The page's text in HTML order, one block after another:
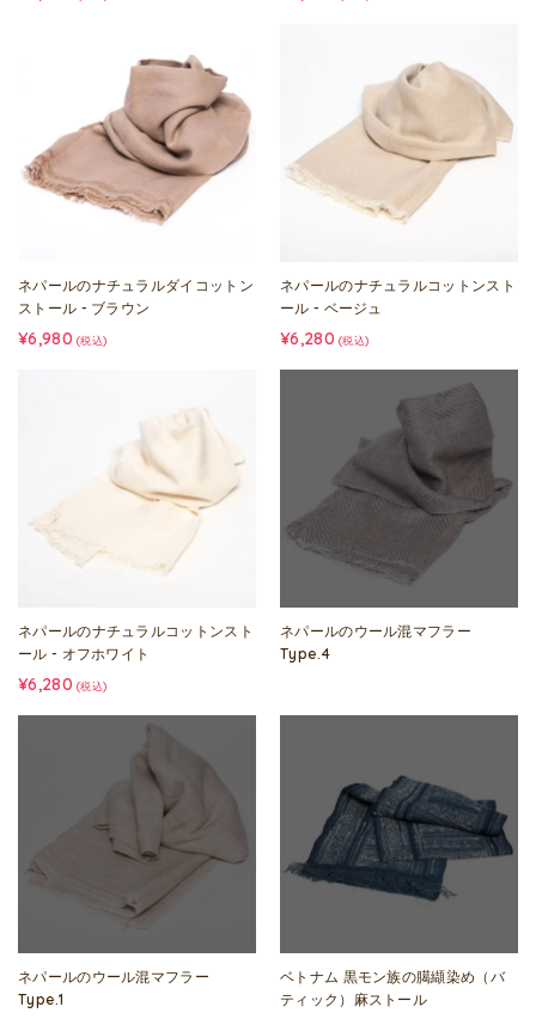
ネパールのナチュラルダイコットン
ストール - ブラウン
¥6,980 (税込)
ネパールのナチュラルコットンスト
ール - ベージュ
¥6,280 (税込)
ネパールのナチュラルコットンスト
ール - オフホワイト
¥6,280 (税込)
ネパールのウール混マフラー
Type.4
ネパールのウール混マフラー
Type.1
ベトナム 黒モン族の臈纈染め（バ
ティック）麻ストール